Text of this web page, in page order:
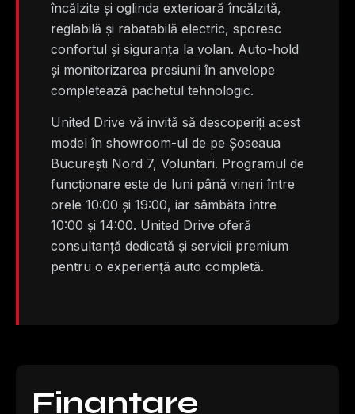
încălzite și oglinda exterioară încălzită,
reglabilă și rabatabilă electric, sporesc
confortul și siguranța la volan. Auto-hold
și monitorizarea presiunii în anvelope
completează pachetul tehnologic.
United Drive vă invită să descoperiți acest
model în showroom-ul de pe Șoseaua
București Nord 7, Voluntari. Programul de
funcționare este de luni până vineri între
orele 10:00 și 19:00, iar sâmbăta între
10:00 și 14:00. United Drive oferă
consultanță dedicată și servicii premium
pentru o experiență auto completă.
Finanțare